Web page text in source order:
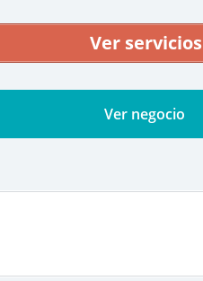
Ver servicios
Ver negocio